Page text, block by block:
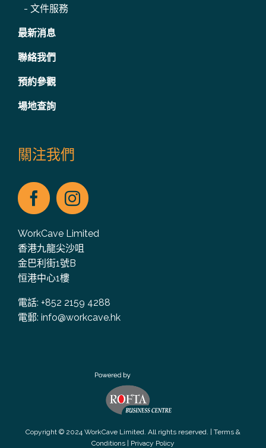
- 文件服務
最新消息
聯絡我們
預約參觀
場地查詢
關注我們
WorkCave Limited
香港九龍尖沙咀
金巴利街1號B
恒港中心1樓
電話: +852 2159 4288
電郵: info@workcave.hk
Copyright © 2024 WorkCave Limited. All rights reserved. | Terms &
Conditions | Privacy Policy